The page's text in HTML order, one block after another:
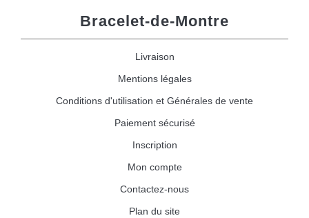
Bracelet-de-Montre
Livraison
Mentions légales
Conditions d'utilisation et Générales de vente
Paiement sécurisé
Inscription
Mon compte
Contactez-nous
Plan du site